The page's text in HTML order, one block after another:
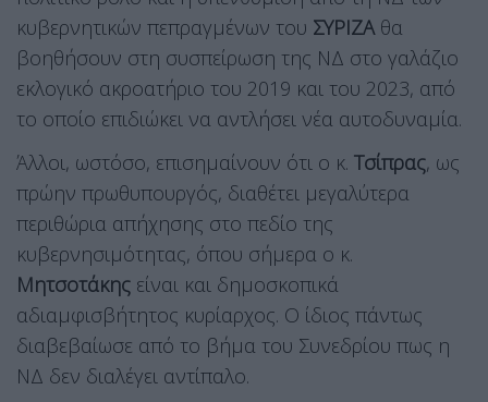
κυβερνητικών πεπραγμένων του ΣΥΡΙΖΑ θα
βοηθήσουν στη συσπείρωση της ΝΔ στο γαλάζιο
εκλογικό ακροατήριο του 2019 και του 2023, από
το οποίο επιδιώκει να αντλήσει νέα αυτοδυναμία.
Άλλοι, ωστόσο, επισημαίνουν ότι ο κ. Τσίπρας, ως
πρώην πρωθυπουργός, διαθέτει μεγαλύτερα
περιθώρια απήχησης στο πεδίο της
κυβερνησιμότητας, όπου σήμερα ο κ.
Μητσοτάκης είναι και δημοσκοπικά
αδιαμφισβήτητος κυρίαρχος. Ο ίδιος πάντως
διαβεβαίωσε από το βήμα του Συνεδρίου πως η
ΝΔ δεν διαλέγει αντίπαλο.